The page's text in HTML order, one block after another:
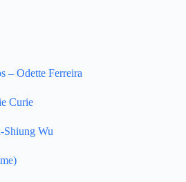
– Odette Ferreira
Curie
Shiung Wu